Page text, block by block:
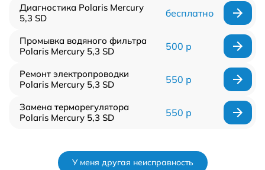
Диагностика Polaris Mercury
5,3 SD
бесплатно
Промывка водяного фильтра
Polaris Mercury 5,3 SD
500 р
Ремонт электропроводки
Polaris Mercury 5,3 SD
550 р
Замена терморегулятора
Polaris Mercury 5,3 SD
550 р
У меня другая неисправность